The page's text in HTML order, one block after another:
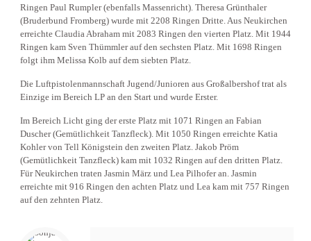
Ringen Paul Rumpler (ebenfalls Massenricht). Theresa Grünthaler
(Bruderbund Fromberg) wurde mit 2208 Ringen Dritte. Aus Neukirchen
erreichte Claudia Abraham mit 2083 Ringen den vierten Platz. Mit 1944
Ringen kam Sven Thümmler auf den sechsten Platz. Mit 1698 Ringen
folgt ihm Melissa Kolb auf dem siebten Platz.
Die Luftpistolenmannschaft Jugend/Junioren aus Großalbershof trat als
Einzige im Bereich LP an den Start und wurde Erster.
Im Bereich Licht ging der erste Platz mit 1071 Ringen an Fabian
Duscher (Gemütlichkeit Tanzfleck). Mit 1050 Ringen erreichte Katia
Kohler von Tell Königstein den zweiten Platz. Jakob Pröm
(Gemütlichkeit Tanzfleck) kam mit 1032 Ringen auf den dritten Platz.
Für Neukirchen traten Jasmin März und Lea Pilhofer an. Jasmin
erreichte mit 916 Ringen den achten Platz und Lea kam mit 757 Ringen
auf den zehnten Platz.